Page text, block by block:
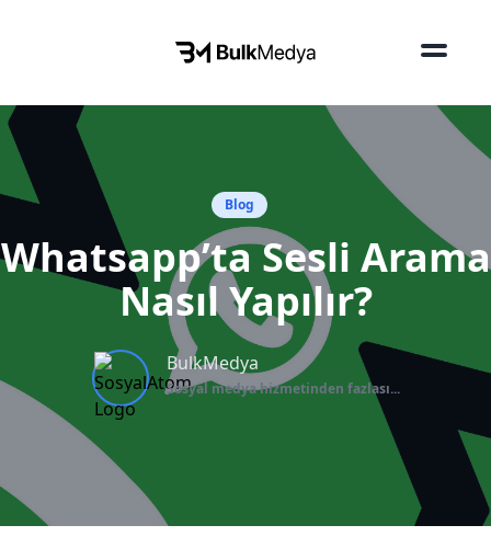
Blog
Whatsapp’ta Sesli Arama
Nasıl Yapılır?
BulkMedya
Sosyal medya hizmetinden fazlası...